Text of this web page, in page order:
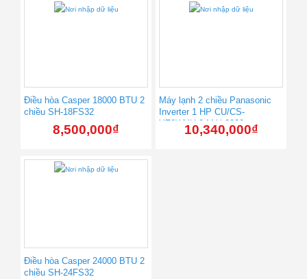
Điều hòa Casper 18000 BTU 2
chiều SH-18FS32
8,500,000₫
Máy lạnh 2 chiều Panasonic
Inverter 1 HP CU/CS-
YZ9WKH-8 Mới 2020
10,340,000₫
Điều hòa Casper 24000 BTU 2
chiều SH-24FS32